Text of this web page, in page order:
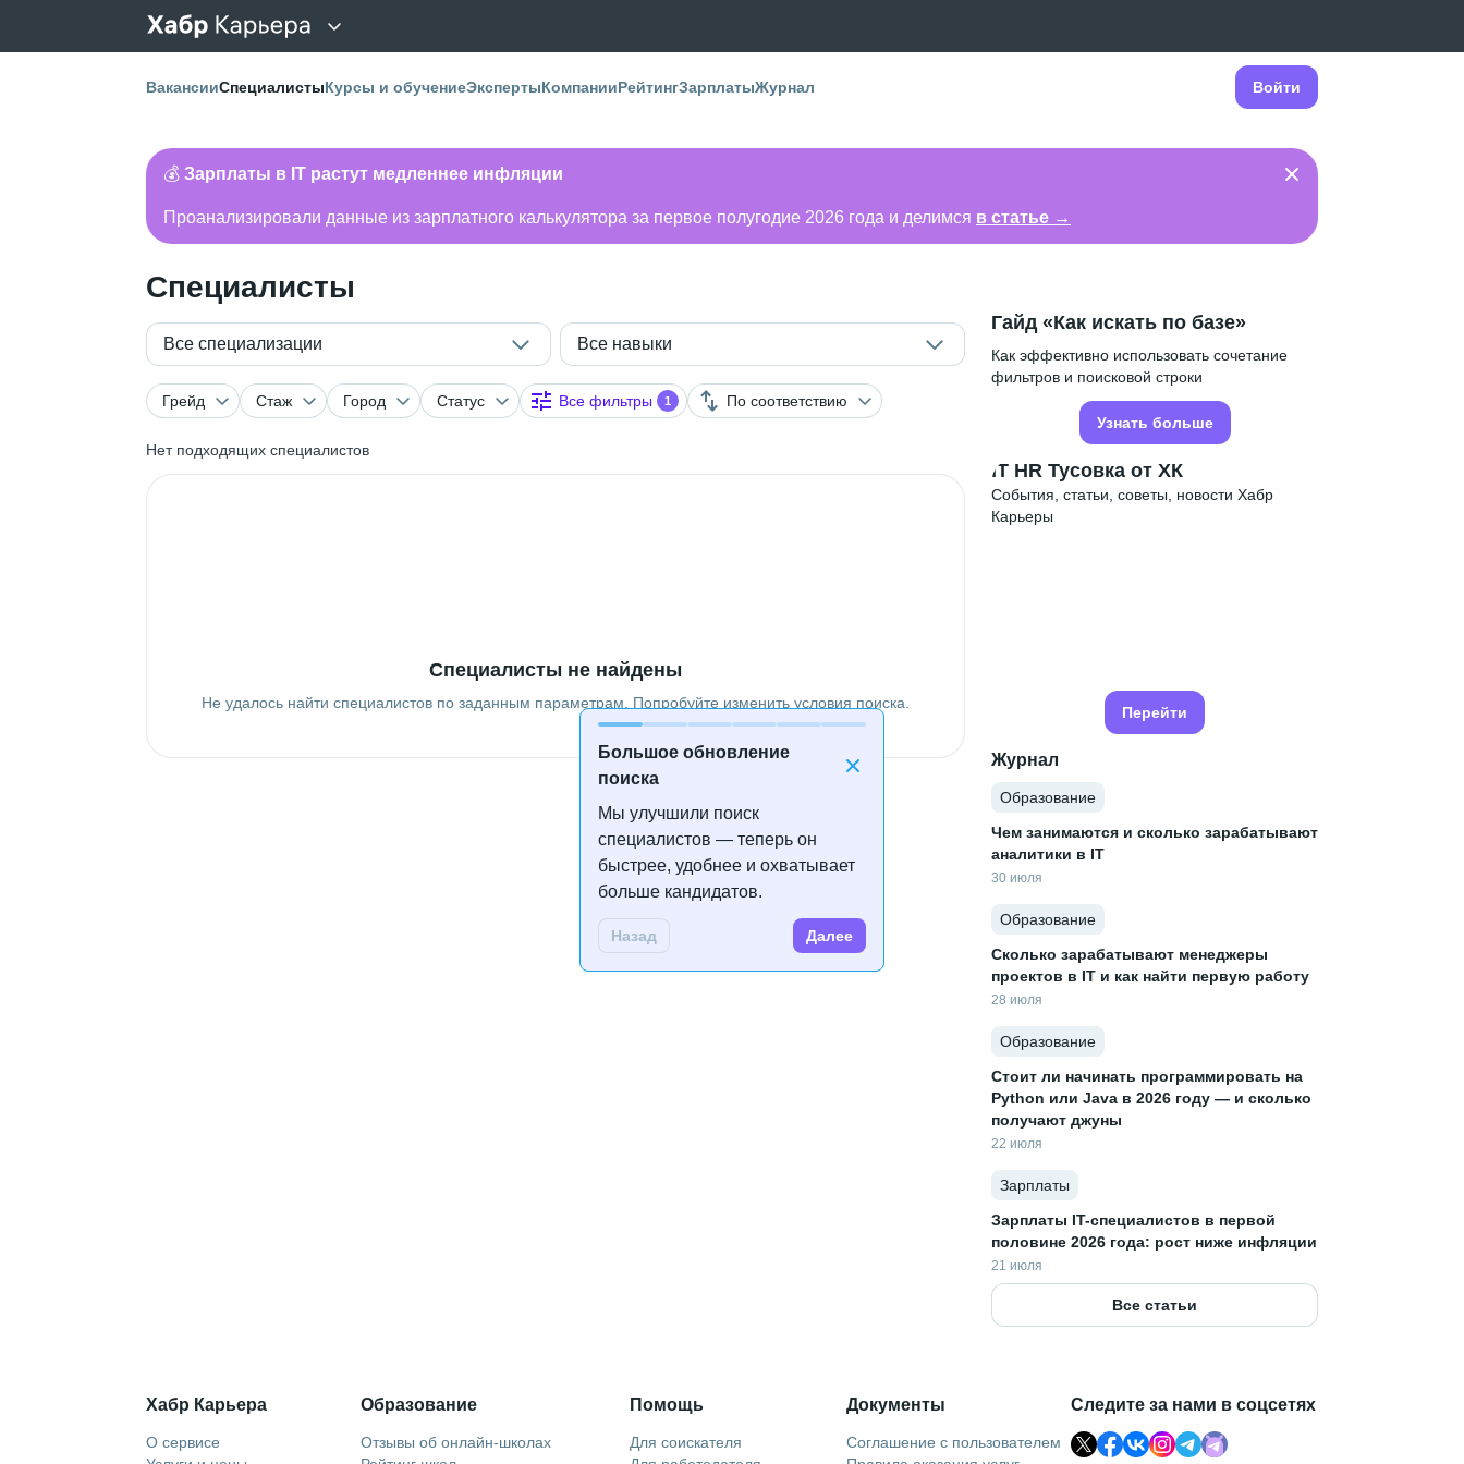
ВакансииСпециалистыКурсы и обучениеЭкспертыКомпанииРейтингЗарплатыЖурнал Войти
💰 Зарплаты в IT растут медленнее инфляции
Проанализировали данные из зарплатного калькулятора за первое полугодие 2026 года и делимся в статье →
Специалисты
Все специализации Все навыки
Грейд Стаж Город Статус Все фильтры 1 По соответствию
Нет подходящих специалистов
Большое обновление
поиска
Мы улучшили поиск
специалистов — теперь он
быстрее, удобнее и охватывает
больше кандидатов.
Назад Далее
Специалисты не найдены
Не удалось найти специалистов по заданным параметрам. Попробуйте изменить условия поиска.
Гайд «Как искать по базе»
Как эффективно использовать сочетание
фильтров и поисковой строки
Узнать больше
IT HR Тусовка от ХК
События, статьи, советы, новости Хабр
Карьеры
Перейти
Журнал
Образование
Чем занимаются и сколько зарабатывают
аналитики в IT
30 июля
Образование
Сколько зарабатывают менеджеры
проектов в IT и как найти первую работу
28 июля
Образование
Стоит ли начинать программировать на
Python или Java в 2026 году — и сколько
получают джуны
22 июля
Зарплаты
Зарплаты IT-специалистов в первой
половине 2026 года: рост ниже инфляции
21 июля
Все статьи
Хабр Карьера
О сервисе
Образование
Отзывы об онлайн-школах
Помощь
Для соискателя
Документы
Соглашение с пользователем
Следите за нами в соцсетях